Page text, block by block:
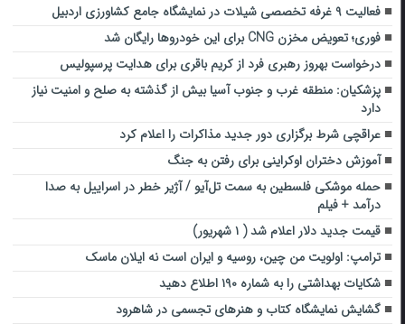
فعالیت ۹ غرفه تخصصی شیلات در نمایشگاه جامع کشاورزی اردبیل
فوری؛ تعویض مخزن CNG برای این خودروها رایگان شد
درخواست بهروز رهبری فرد از کریم باقری برای هدایت پرسپولیس
پزشکیان: منطقه غرب و جنوب آسیا بیش از گذشته به صلح و امنیت نیاز
دارد
عراقچی شرط برگزاری دور جدید مذاکرات را اعلام کرد
آموزش دختران اوکراینی برای رفتن به جنگ
حمله موشکی فلسطین به سمت تل‌آیو / آژیر خطر در اسراییل به صدا
درآمد + فیلم
قیمت جدید دلار اعلام شد ( ۱ شهریور)
ترامپ: اولویت من چین، روسیه و ایران است نه ایلان ماسک
شکایات بهداشتی را به شماره ۱۹۰ اطلاع دهید
گشایش نمایشگاه کتاب و هنرهای تجسمی در شاهرود‌